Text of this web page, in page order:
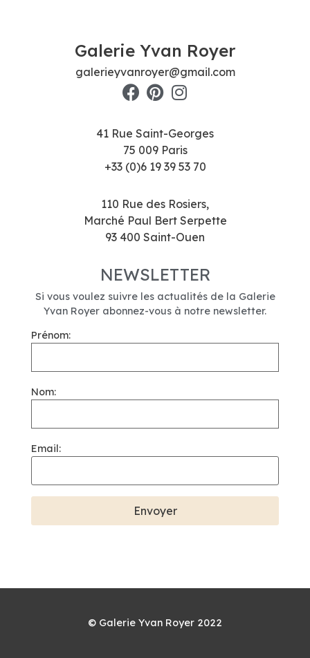
Galerie Yvan Royer
galerieyvanroyer@gmail.com
41 Rue Saint-Georges
75 009 Paris
+33 (0)6 19 39 53 70
110 Rue des Rosiers,
Marché Paul Bert Serpette
93 400 Saint-Ouen
NEWSLETTER
Si vous voulez suivre les actualités de la Galerie
Yvan Royer abonnez-vous à notre newsletter.
Prénom:
Nom:
Email:
© Galerie Yvan Royer 2022